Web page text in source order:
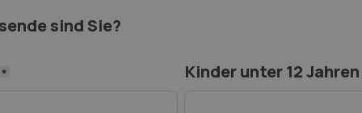
sind Sie?
* Kinder unter 12 Jahren